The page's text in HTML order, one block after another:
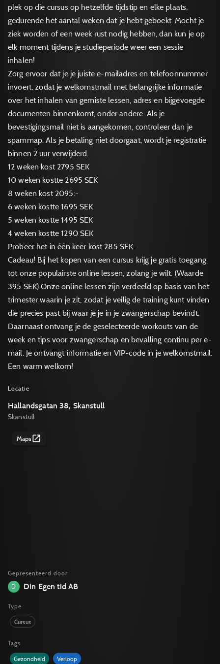
plek op die cursus op hetzelfde tijdstip en elke plaats,
gedurende het aantal weken dat je hebt geboekt. Mocht je
ziek worden of een week rust nodig hebben, dan kun je op
elk moment tijdens je studieperiode weer een sessie
inhalen!
Zorg ervoor dat je je juiste e-mailadres en telefoonnummer
invoert, zodat je welkomstmail met belangrijke informatie
over het inhalen van gemiste lessen, adres en bijgevoegde
documenten binnenkomt, onder andere. Als je
bevestigingsmail niet is aangekomen, controleer dan je
spammap. Als je betaling niet doorgaat, wordt je registratie
binnen 2 uur verwijderd.
12 weken kost 2795 SEK
10 weken kostte 2695 SEK
8 weken kost 2095:-
6 weken kostte 1695 SEK
5 weken kostte 1495 SEK
4 weken kostte 1290 SEK
Probeer het in één keer kost 285 SEK.
Cadeau! Bij het kopen van een cursus krijg je gratis toegang
tot onze populairste online lessen, zolang je wilt. (Waarde
395 SEK) Onze online lessen zijn verdeeld op basis van het
trimester waarin je zit, zodat je veilig de training kunt vinden
die precies past bij waar je je in je zwangerschap bevindt.
Daarnaast ontvang je de geselecteerde workouts van de
week en tips voor zwangerschap en bevalling continu per e-
mail. Je ontvangt informatie en VIP-code in je welkomstmail.
Een warm welkom!
Locatie
Hallandsgatan 38, Skanstull
Skanstull
Maps
Gepresenteerd door
D
Din Egen tid AB
Type
Cursus
Tags
Gezondheid Verloop